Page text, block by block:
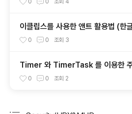
0 0 조회 4
0 0 조회 3
Timer 와 TimerTask 를 이용한 주
0 0 조회 2